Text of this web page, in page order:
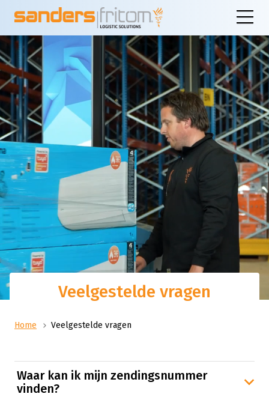
Veelgestelde vragen
Home Veelgestelde vragen
Waar kan ik mijn zendingsnummer
vinden?